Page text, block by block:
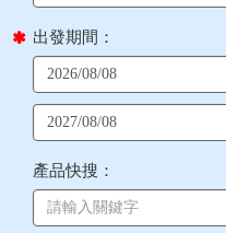
韓國
東南亞
美加紐澳
出發期間：
產品快搜：